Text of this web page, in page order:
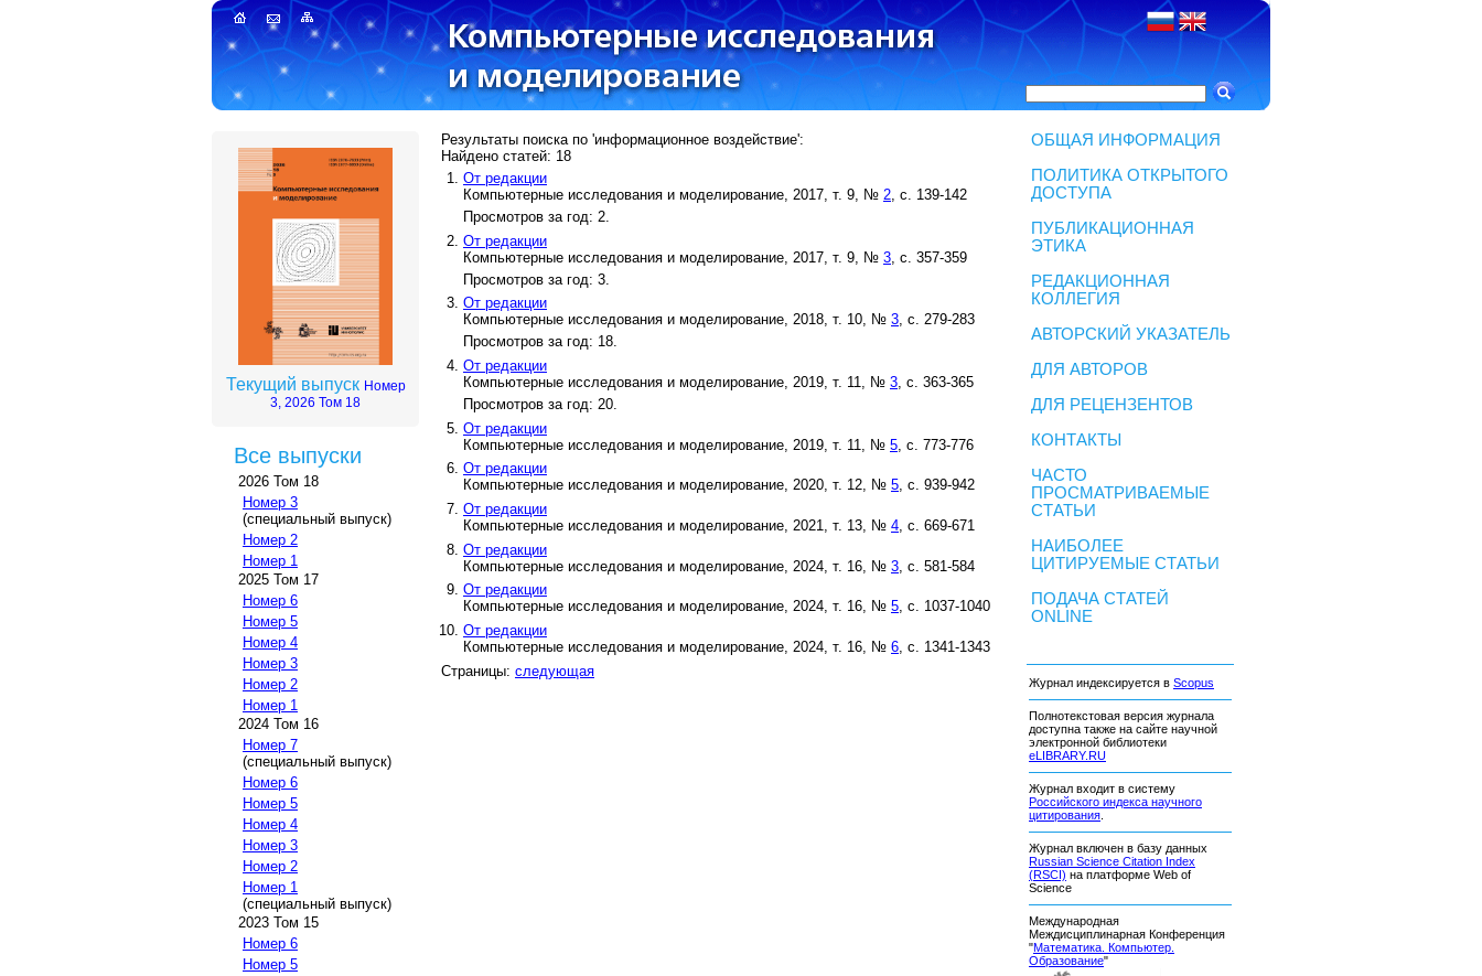
Текущий выпуск Номер
3, 2026 Том 18
Все выпуски
2026 Том 18
Номер 3
(специальный выпуск)
Номер 2
Номер 1
2025 Том 17
Номер 6
Номер 5
Номер 4
Номер 3
Номер 2
Номер 1
2024 Том 16
Номер 7
(специальный выпуск)
Номер 6
Номер 5
Номер 4
Номер 3
Номер 2
Номер 1
(специальный выпуск)
2023 Том 15
Номер 6
Номер 5
Результаты поиска по 'информационное воздействие':
Найдено статей: 18
От редакции
Компьютерные исследования и моделирование, 2017, т. 9, № 2, с. 139-142
Просмотров за год: 2.
От редакции
Компьютерные исследования и моделирование, 2017, т. 9, № 3 , с. 357-359
Просмотров за год: 3.
От редакции
Компьютерные исследования и моделирование, 2018, т. 10, № 3, с. 279-283
Просмотров за год: 18.
От редакции
Компьютерные исследования и моделирование, 2019, т. 11, № 3 , с. 363-365
Просмотров за год: 20.
От редакции
Компьютерные исследования и моделирование, 2019, т. 11, № 5 , с. 773-776
От редакции
Компьютерные исследования и моделирование, 2020, т. 12, № 5, с. 939-942
От редакции
Компьютерные исследования и моделирование, 2021, т. 13, № 4 , с. 669-671
От редакции
Компьютерные исследования и моделирование, 2024, т. 16, № 3 , с. 581-584
От редакции
Компьютерные исследования и моделирование, 2024, т. 16, № 5, с. 1037-1040
От редакции
Компьютерные исследования и моделирование, 2024, т. 16, № 6 , с. 1341-1343
Страницы: следующая
ОБЩАЯ ИНФОРМАЦИЯ
ПОЛИТИКА ОТКРЫТОГО
ДОСТУПА
ПУБЛИКАЦИОННАЯ
ЭТИКА
РЕДАКЦИОННАЯ
КОЛЛЕГИЯ
АВТОРСКИЙ УКАЗАТЕЛЬ
ДЛЯ АВТОРОВ
ДЛЯ РЕЦЕНЗЕНТОВ
КОНТАКТЫ
ЧАСТО
ПРОСМАТРИВАЕМЫЕ
СТАТЬИ
НАИБОЛЕЕ
ЦИТИРУЕМЫЕ СТАТЬИ
ПОДАЧА СТАТЕЙ
ONLINE
Журнал индексируется в Scopus
Полнотекстовая версия журнала
доступна также на сайте научной
электронной библиотеки
eLIBRARY.RU
Журнал входит в систему
Российского индекса научного
цитирования
Журнал включен в базу данных
Russian Science Citation Index
(RSCI) на платформе Web of
Science
Международная
Междисциплинарная Конференция
"Математика. Компьютер.
Образование"